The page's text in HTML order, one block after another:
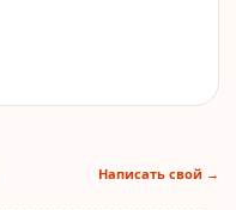
Написать свой →